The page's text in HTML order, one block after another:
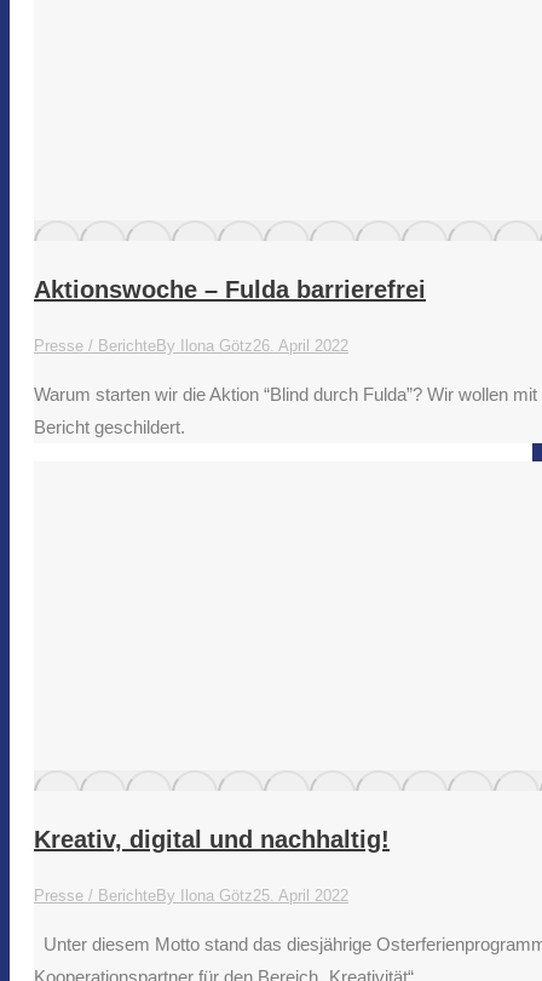
Aktionswoche – Fulda barrierefrei
Presse / BerichteBy Ilona Götz26. April 2022
Warum starten wir die Aktion “Blind durch Fulda”? Wir wollen
Bericht geschildert.
Kreativ, digital und nachhaltig!
Presse / BerichteBy Ilona Götz25. April 2022
Unter diesem Motto stand das diesjährige